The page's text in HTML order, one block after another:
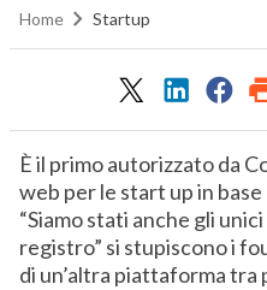
Home Startup
È il primo autorizzato da
web per le start up in
“Siamo stati anche gli
registro” si stupiscono i
di un’altra piattaforma tra